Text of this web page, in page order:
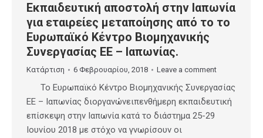
Εκπαιδευτική αποστολή στην Ιαπωνία
για εταιρείες μεταποίησης από το το
Ευρωπαϊκό Κέντρο Βιομηχανικής
Συνεργασίας ΕΕ – Ιαπωνίας.
Κατάρτιση 6 Φεβρουαρίου, 2018 Leave a comment
Το Ευρωπαϊκό Κέντρο Βιομηχανικής Συνεργασίας
ΕΕ – Ιαπωνίας διοργανώνειπενθήμερη εκπαιδευτική
επίσκεψη στην Ιαπωνία κατά το διάστημα 25-29
Ιουνίου 2018 με στόχο να γνωρίσουν οι